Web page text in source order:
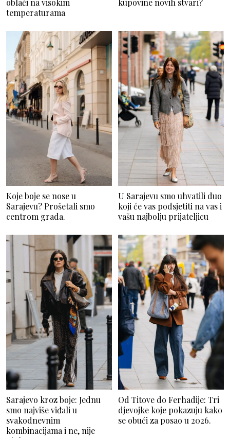
oblači na visokim
temperaturama
kupovine novih stvari?
Koje boje se nose u
Sarajevu? Prošetali smo
centrom grada.
U Sarajevu smo uhvatili duo
koji će vas podsjetiti na vas i
vašu najbolju prijateljicu
Sarajevo kroz boje: Jednu
smo najviše viđali u
svakodnevnim
kombinacijama i ne, nije
Od Titove do Ferhadije: Tri
djevojke koje pokazuju kako
se obući za posao u 2026.